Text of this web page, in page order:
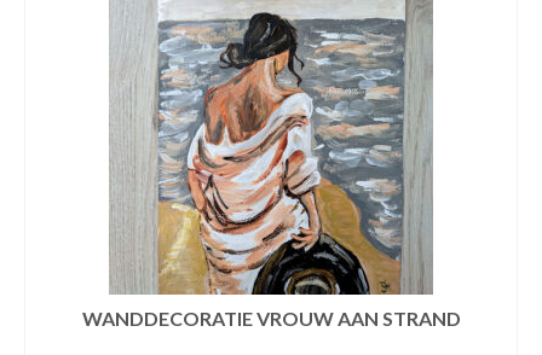
WANDDECORATIE VROUW AAN STRAND